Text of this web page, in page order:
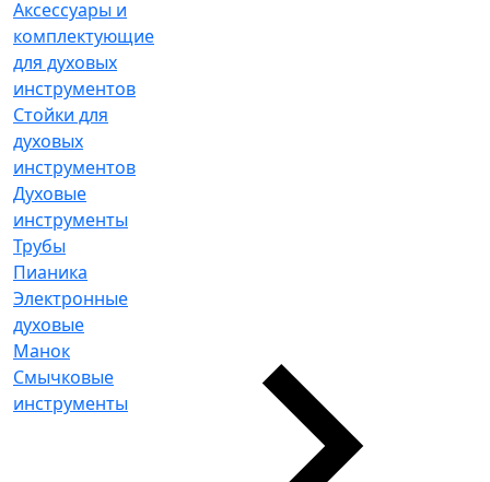
Аксессуары и
комплектующие
для духовых
инструментов
Стойки для
духовых
инструментов
Духовые
инструменты
Трубы
Пианика
Электронные
духовые
Манок
Смычковые
инструменты